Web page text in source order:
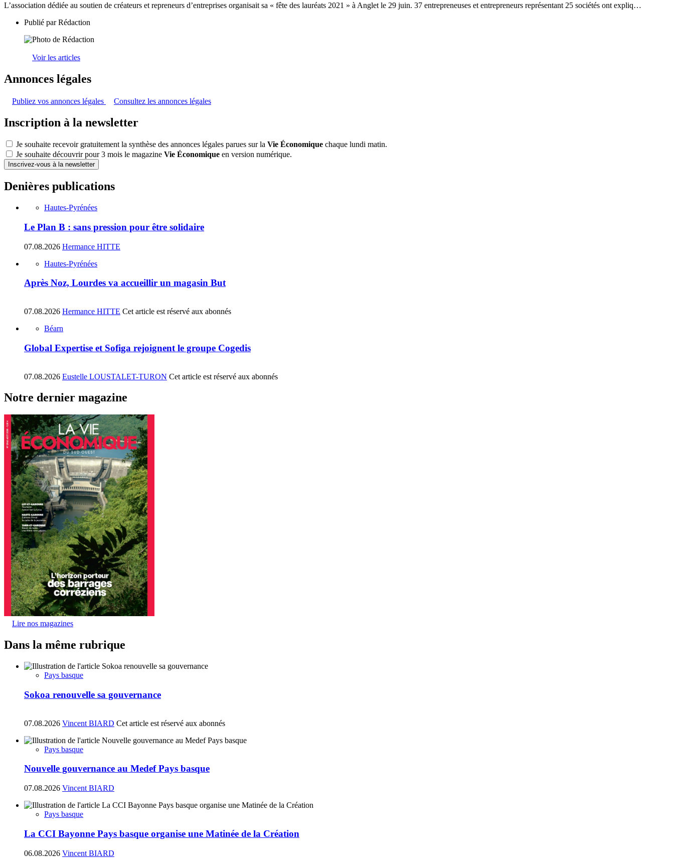
L’association dédiée au soutien de créateurs et repreneurs d’entreprises organisait sa « fête des lauréats 2021 » à Anglet le 29 juin. 37 entrepreneuses et entrepreneurs représentant 25 sociétés ont expliq…
Publié parRédaction
Voir les articles
Annonces légales
Publiez vos annonces légales Consultez les annonces légales
Inscription à la newsletter
Je souhaite recevoir gratuitement la synthèse des annonces légales parues sur la Vie Économique chaque lundi matin.
Je souhaite découvrir pour 3 mois le magazine Vie Économique en version numérique.
Inscrivez-vous à la newsletter
Denières publications
Hautes-Pyrénées
Le Plan B : sans pression pour être solidaire
07.08.2026 Hermance HITTE
Hautes-Pyrénées
Après Noz, Lourdes va accueillir un magasin But
07.08.2026 Hermance HITTE Cet article est réservé aux abonnés
Béarn
Global Expertise et Sofiga rejoignent le groupe Cogedis
07.08.2026 Eustelle LOUSTALET-TURON Cet article est réservé aux abonnés
Notre dernier magazine
Lire nos magazines
Dans la même rubrique
Pays basque
Sokoa renouvelle sa gouvernance
07.08.2026 Vincent BIARD Cet article est réservé aux abonnés
Pays basque
Nouvelle gouvernance au Medef Pays basque
07.08.2026 Vincent BIARD
Pays basque
La CCI Bayonne Pays basque organise une Matinée de la Création
06.08.2026 Vincent BIARD